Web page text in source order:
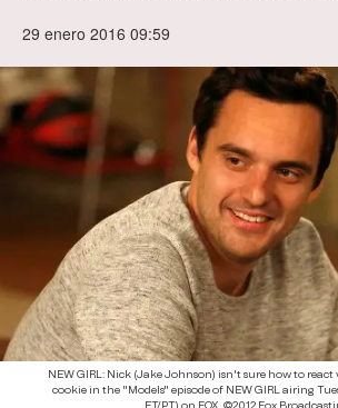
29 enero 2016 09:59
NEW GIRL: Nick (Jake Johnson) isn't sure how to
cookie in the "Models" episode of NEW GIRL airing
ET/PT) on FOX. ©2012 Fox